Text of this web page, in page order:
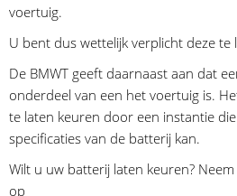
voertuig.
U bent dus wettelijk verplicht deze te
De BMWT geeft daarnaast aan dat
onderdeel van een het voertuig is.
te laten keuren door een instantie
specificaties van de batterij kan.
Wilt u uw batterij laten keuren?
op